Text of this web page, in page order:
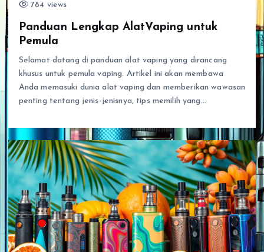
784 views
Panduan Lengkap AlatVaping untuk
Pemula
Selamat datang di panduan alat vaping yang dirancang
khusus untuk pemula vaping. Artikel ini akan membawa
Anda memasuki dunia alat vaping dan memberikan wawasan
penting tentang jenis-jenisnya, tips memilih yang…